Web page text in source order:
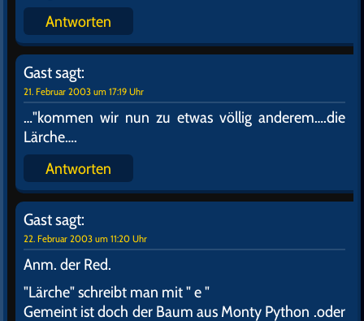
Antworten
Gastsagt:
21. Februar 2003 um 17:19 Uhr
…"kommen wir nun zu etwas völlig anderem….die
Lärche….
Antworten
Gastsagt:
22. Februar 2003 um 11:20 Uhr
Anm. der Red.
"Lärche" schreibt man mit " e "
Gemeint ist doch der Baum aus Monty Python .oder